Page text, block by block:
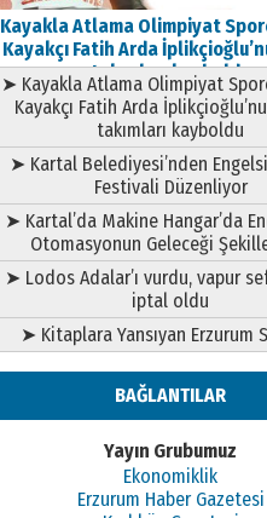
Kayakla Atlama Olimpiyat
Kayakçı Fatih Arda
takımları kayboldu
➤ Kayakla Atlama Olimpiyat
Kayakçı Fatih Arda
takımları kayboldu
➤ Kartal Belediyesi’nden
Festivali Düzenliyor
➤ Kartal’da Makine Hangar’da
Otomasyonun Geleceği
➤ Lodos Adalar’ı vurdu, vapur
iptal oldu
➤ Kitaplara Yansıyan Erzurum
BAĞLANTILAR
Yayın Grubumuz
Ekonomiklik
Erzurum Haber Gazetesi